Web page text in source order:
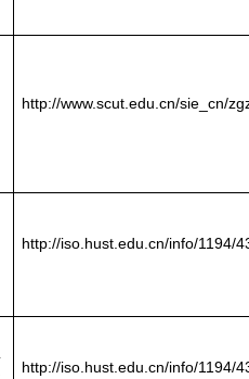
http://www.scut.edu.cn/sie_cn/
http://iso.hust.edu.cn/info/1194/
http://iso.hust.edu.cn/info/1194/